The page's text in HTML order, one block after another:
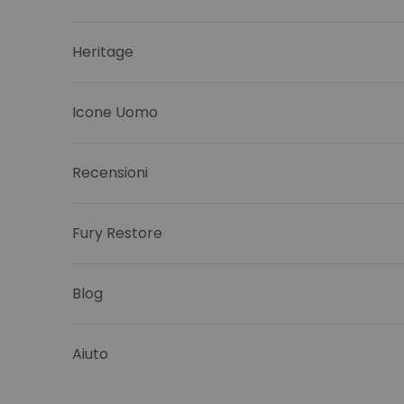
Heritage
Icone Uomo
Recensioni
Fury Restore
Blog
Aiuto